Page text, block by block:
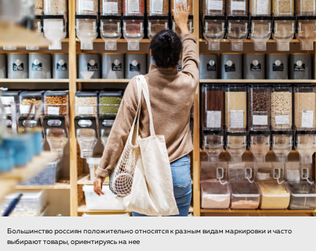
Большинство россиян положительно относятся к разным видам маркировки и часто
выбирают товары, ориентируясь на нее